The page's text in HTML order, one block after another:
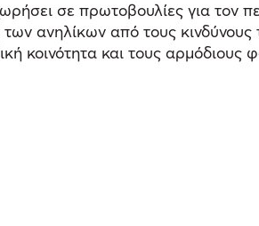
σε πρωτοβουλίες για τον
των ανηλίκων από τους
κοινότητα και τους αρμόδιους